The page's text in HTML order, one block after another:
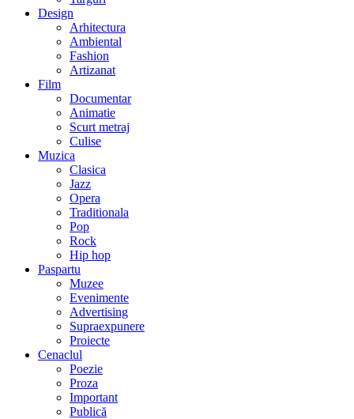
Design
Arhitectura
Ambiental
Fashion
Artizanat
Film
Documentar
Animatie
Scurt metraj
Culise
Muzica
Clasica
Jazz
Opera
Traditionala
Pop
Rock
Hip hop
Paspartu
Muzee
Evenimente
Advertising
Supraexpunere
Proiecte
Cenaclul
Poezie
Proza
Important
Publică